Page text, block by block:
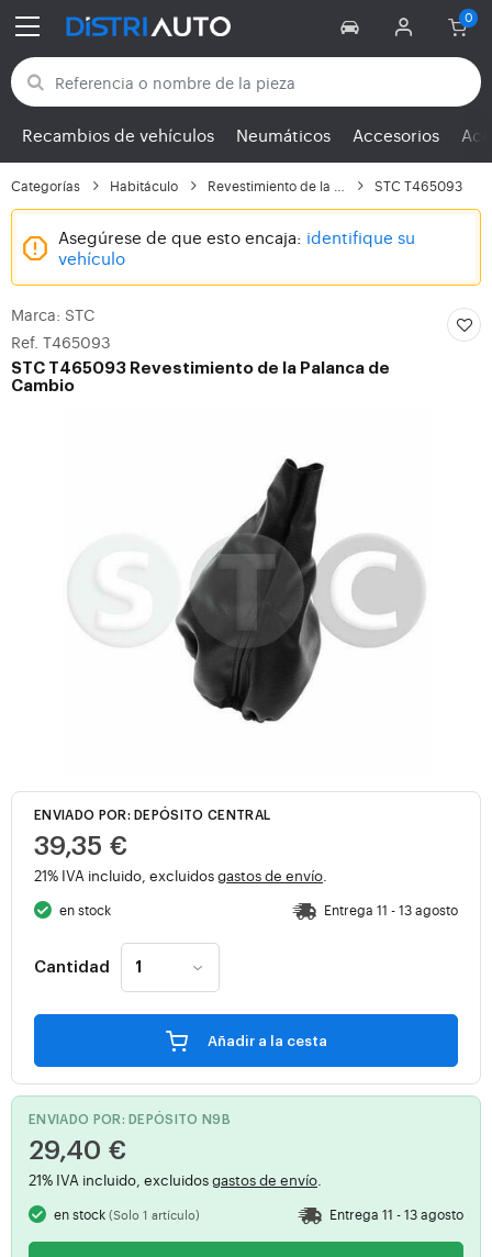
Volver a las categorías
Recambios de vehículos Neumáticos Accesorios
Categorías Habitáculo STC T465093
Asegúrese de que esto encaja: identifique su
vehículo
Marca: STC
Ref. T465093
STC T465093 Revestimiento de la Palanca de
Cambio
ENVIADO POR: DEPÓSITO CENTRAL
39,35 €
21% IVA incluido, excluidosgastos de envío
en stock Entrega 11 - 13 agosto
Cantidad
Añadir a la cesta
ENVIADO POR: DEPÓSITO N9B
29,40 €
21% IVA incluido, excluidosgastos de envío
en stock(Solo 1 artículo) Entrega 11 - 13 agosto